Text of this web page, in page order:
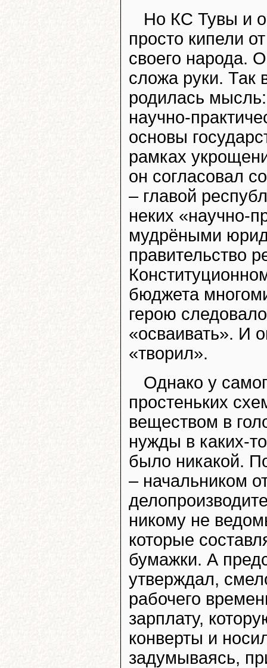
Но КС Тувы и
просто кипели
своего народа.
сложа руки. Так
родилась
научно-
основы
рамках
он согласовал
– главой
неких «научно-
мудрёными
правительство
бюджета
герою
«осваивать». И
«творил».
Однако у
простеньких
веществом в
нужды в каких-
было никакой.
– начальником
никому не
которые
бумажки. А
утверждал,
рабочего
зарплату,
конверты и
задумываясь,